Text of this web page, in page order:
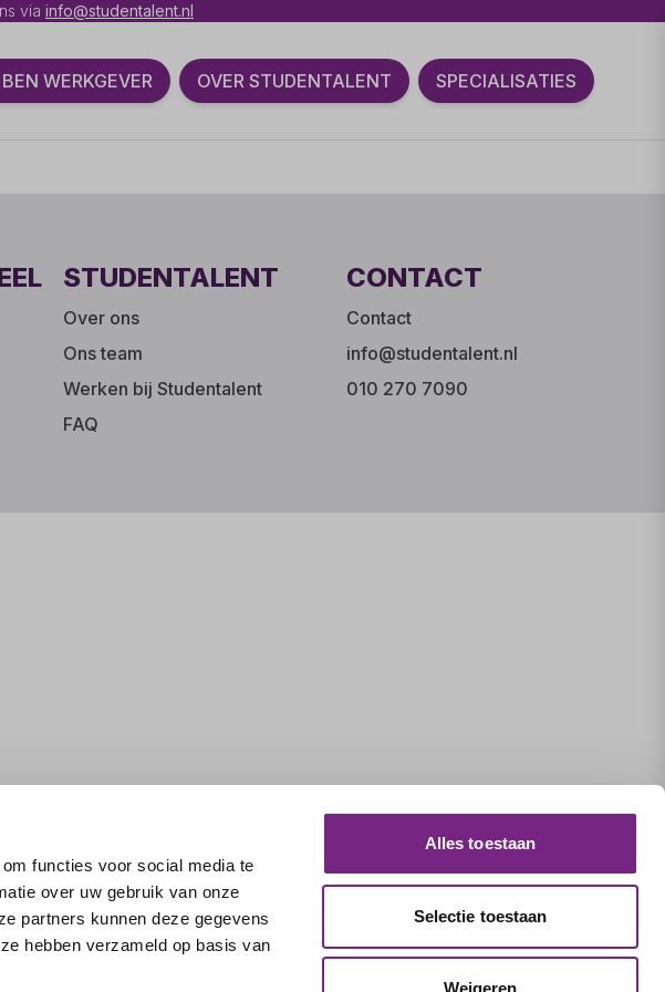
functies voor social media te
over uw gebruik van onze
partners kunnen deze gegevens
hebben verzameld op basis van
Alles toestaan
Selectie toestaan
Weigeren
via info@studentalent.nl
WERKGEVER OVER STUDENTALENT SPECIALISATIES
STUDENTALENT
Over ons
Ons team
Werken bij Studentalent
FAQ
CONTACT
Contact
info@studentalent.nl
010 270 7090